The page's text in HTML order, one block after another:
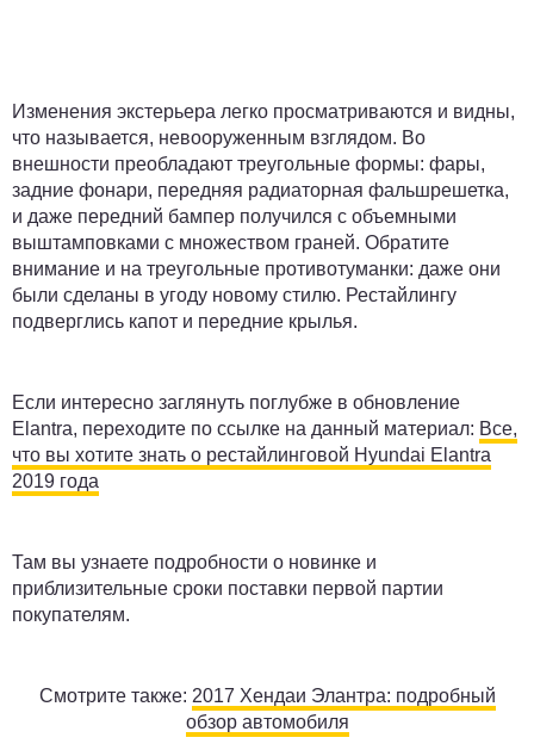
Изменения экстерьера легко просматриваются и видны,
что называется, невооруженным взглядом. Во
внешности преобладают треугольные формы: фары,
задние фонари, передняя радиаторная фальшрешетка,
и даже передний бампер получился с объемными
выштамповками с множеством граней. Обратите
внимание и на треугольные противотуманки: даже они
были сделаны в угоду новому стилю. Рестайлингу
подверглись капот и передние крылья.
Если интересно заглянуть поглубже в обновление
Elantra, переходите по ссылке на данный материал: Все,
что вы хотите знать о рестайлинговой Hyundai Elantra
2019 года
Там вы узнаете подробности о новинке и
приблизительные сроки поставки первой партии
покупателям.
Смотрите также: 2017 Хендаи Элантра: подробный
обзор автомобиля